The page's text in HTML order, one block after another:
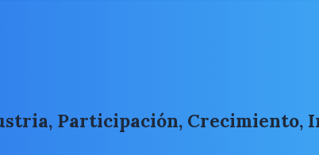
Participación, Crecimiento,